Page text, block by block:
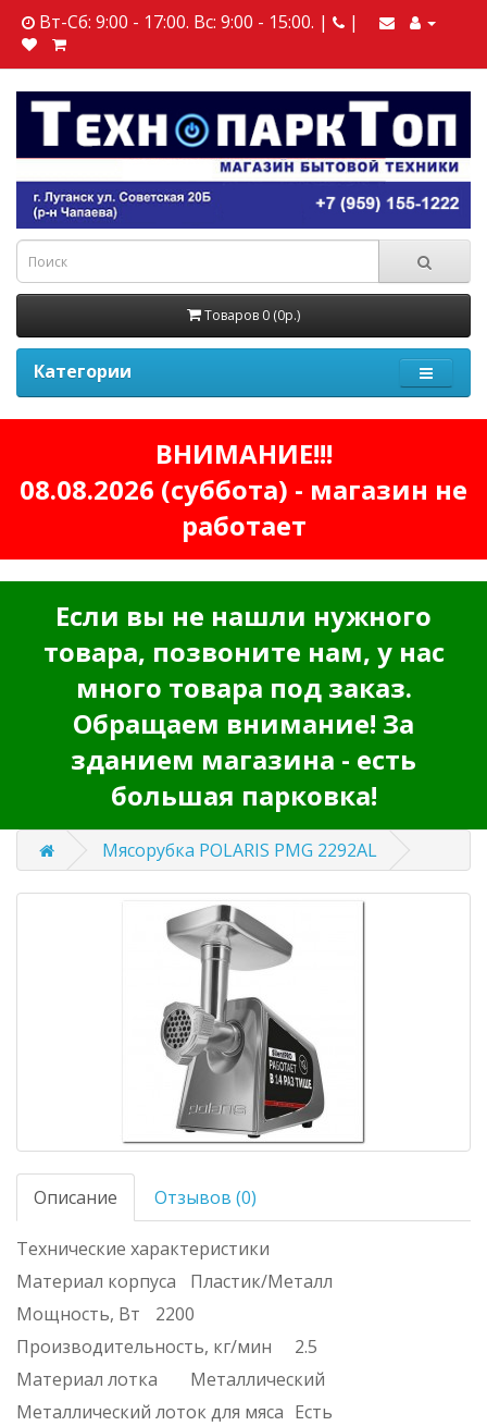
Вт-Сб: 9:00 - 17:00. Вс: 9:00 - 15:00. | |
Товаров 0 (0р.)
Категории
ВНИМАНИЕ!!!
08.08.2026 (суббота) - магазин не
работает
Если вы не нашли нужного
товара, позвоните нам, у нас
много товара под заказ.
Обращаем внимание! За
зданием магазина - есть
большая парковка!
Мясорубка POLARIS PMG 2292AL
Описание Отзывов (0)
Технические характеристики
Материал корпуса
Пластик/Металл
Мощность, Вт
2200
Производительность, кг/мин
2.5
Материал лотка
Металлический
Металлический лоток для мяса Есть